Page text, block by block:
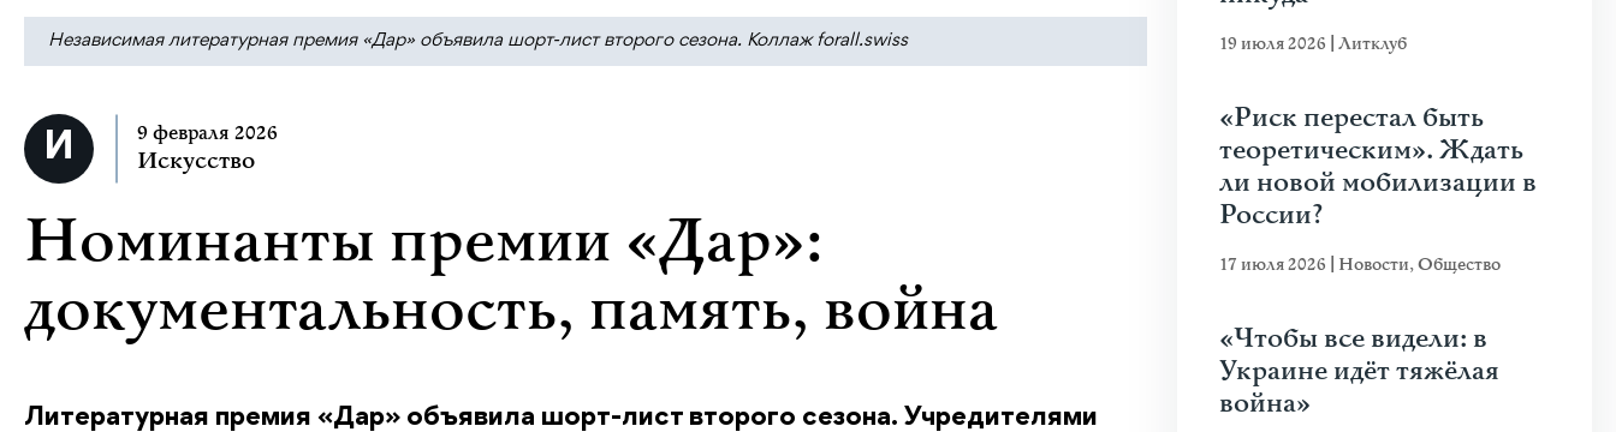
Независимая литературная премия «Дар» объявила шорт-лист второго сезона. Коллаж forall.swiss
9 февраля 2026
Искусство
Номинанты премии «Дар»:
документальность, память, война
Литературная премия «Дар» объявила шорт-лист второго сезона. Учредителями
19 июля 2026 Литклуб
«Риск перестал быть
теоретическим». Ждать
ли новой мобилизации в
России?
17 июля 2026 Новости,Общество
«Чтобы все видели: в
Украине идёт тяжёлая
война»